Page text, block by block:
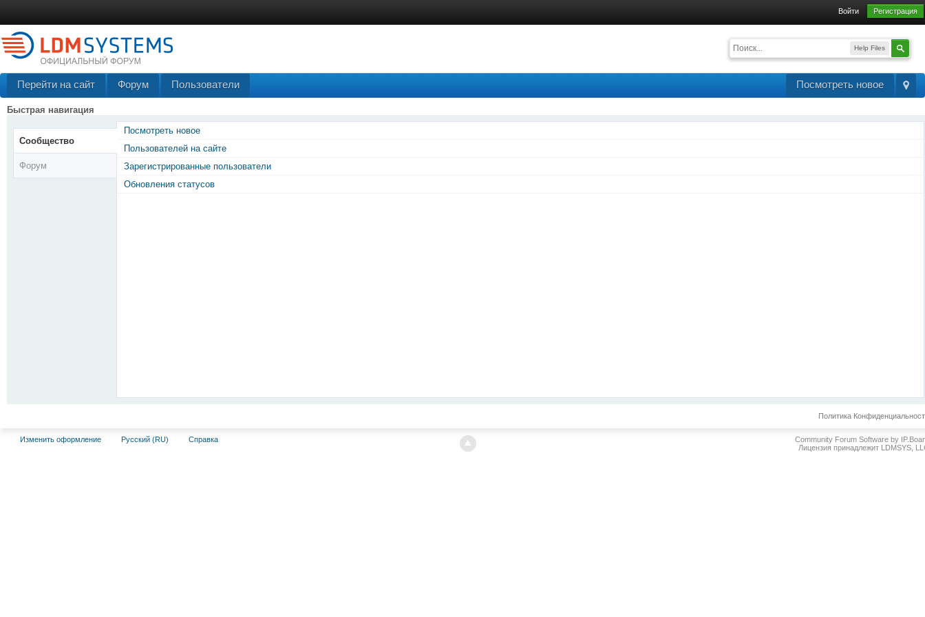
Войти Регистрация
Help Files
Посмотреть новое
Перейти на сайт Форум Пользователи
Быстрая навигация
Сообщество
Форум
Посмотреть новое
Пользователей на сайте
Зарегистрированные пользователи
Обновления статусов
Политика
Изменить оформление Русский (RU) Справка
Community Forum Software by
Лицензия принадлежит LDMSYS,